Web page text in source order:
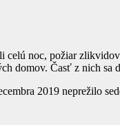
noc, požiar
domov. Časť z nich sa
2019 neprežilo